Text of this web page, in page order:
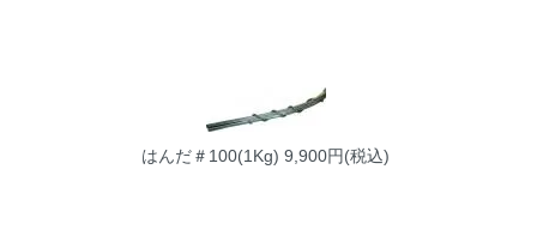
はんだ＃100(1Kg) 9,900円(税込)